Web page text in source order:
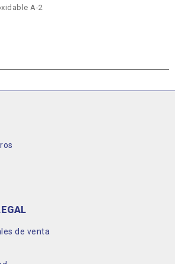
A-2
de venta